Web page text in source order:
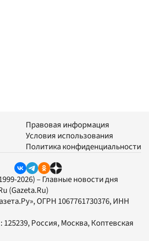
Правовая информация
Условия использования
Политика конфиденциальности
2026) – Главные новости дня
(Gazeta.Ru)
, ОГРН 1067761730376, ИНН
125239, Россия, Москва, Коптевская